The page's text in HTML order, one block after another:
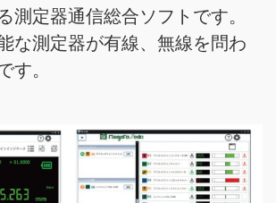
測定器通信総合ソフトです。
な測定器が有線、無線を問わ
す。